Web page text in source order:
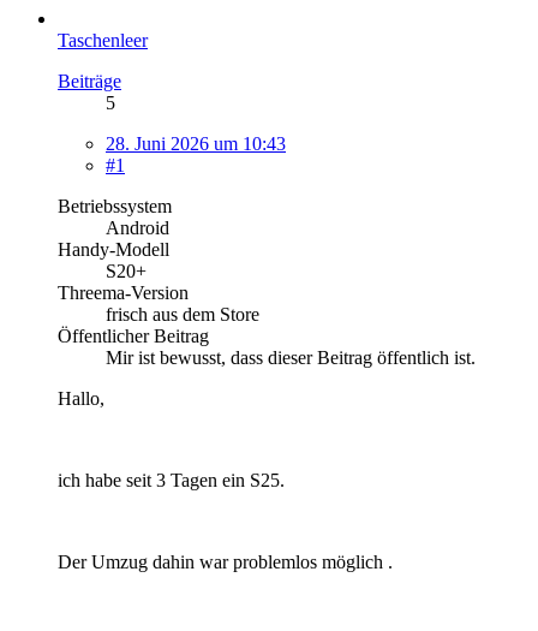
Taschenleer
Beiträge
5
28. Juni 2026 um 10:43
#1
Betriebssystem
Android
Handy-Modell
S20+
Threema-Version
frisch aus dem Store
Öffentlicher Beitrag
Mir ist bewusst, dass dieser Beitrag öffentlich ist.
Hallo,
ich habe seit 3 Tagen ein S25.
Der Umzug dahin war problemlos möglich .